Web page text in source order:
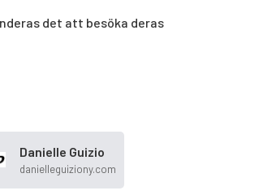
det att besöka deras
Danielle Guizio
danielleguiziony.com